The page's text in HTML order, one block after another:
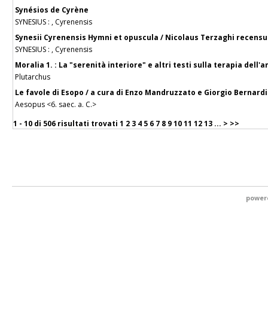
Synésios de Cyrène
SYNESIUS : , Cyrenensis
Synesii Cyrenensis Hymni et opuscula / Nicolaus Terzaghi
SYNESIUS : , Cyrenensis
Moralia 1. : La "serenità interiore" e altri testi sulla terapia
Plutarchus
Le favole di Esopo / a cura di Enzo Mandruzzato e Giorgio
Aesopus <6. saec. a. C.>
1 - 10 di 506 risultati trovati 1 2 3 4 5 6 7 8 91011 1213 ... > >>